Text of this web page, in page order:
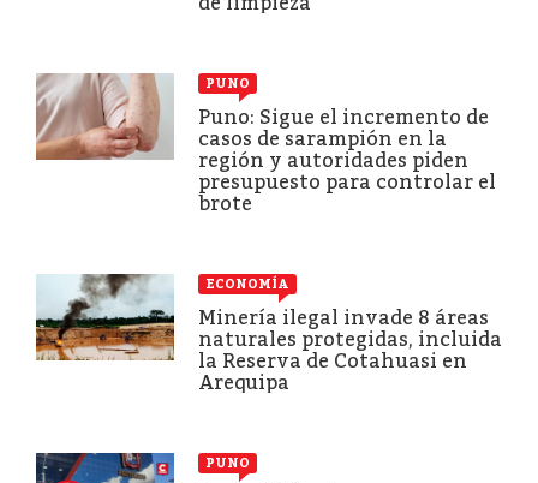
PUNO
Puno: Sigue el incremento de
casos de sarampión en la
región y autoridades piden
presupuesto para controlar el
brote
ECONOMÍA
Minería ilegal invade 8 áreas
naturales protegidas, incluida
la Reserva de Cotahuasi en
Arequipa
PUNO